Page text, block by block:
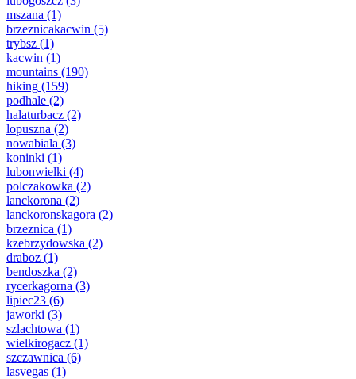
mszana (1)
brzeznicakacwin (5)
trybsz (1)
kacwin (1)
mountains (190)
hiking (159)
podhale (2)
halaturbacz (2)
lopuszna (2)
nowabiala (3)
koninki (1)
lubonwielki (4)
polczakowka (2)
lanckorona (2)
lanckoronskagora (2)
brzeznica (1)
kzebrzydowska (2)
draboz (1)
bendoszka (2)
rycerkagorna (3)
lipiec23 (6)
jaworki (3)
szlachtowa (1)
wielkirogacz (1)
szczawnica (6)
lasvegas (1)